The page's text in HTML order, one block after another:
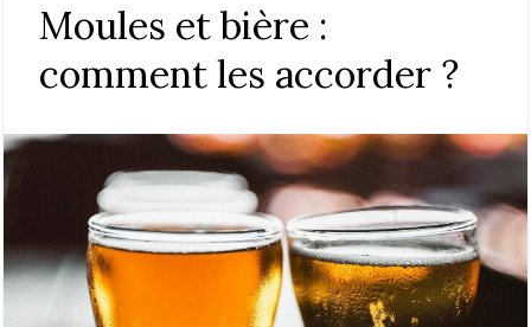
Moules et bière :
comment les accorder ?